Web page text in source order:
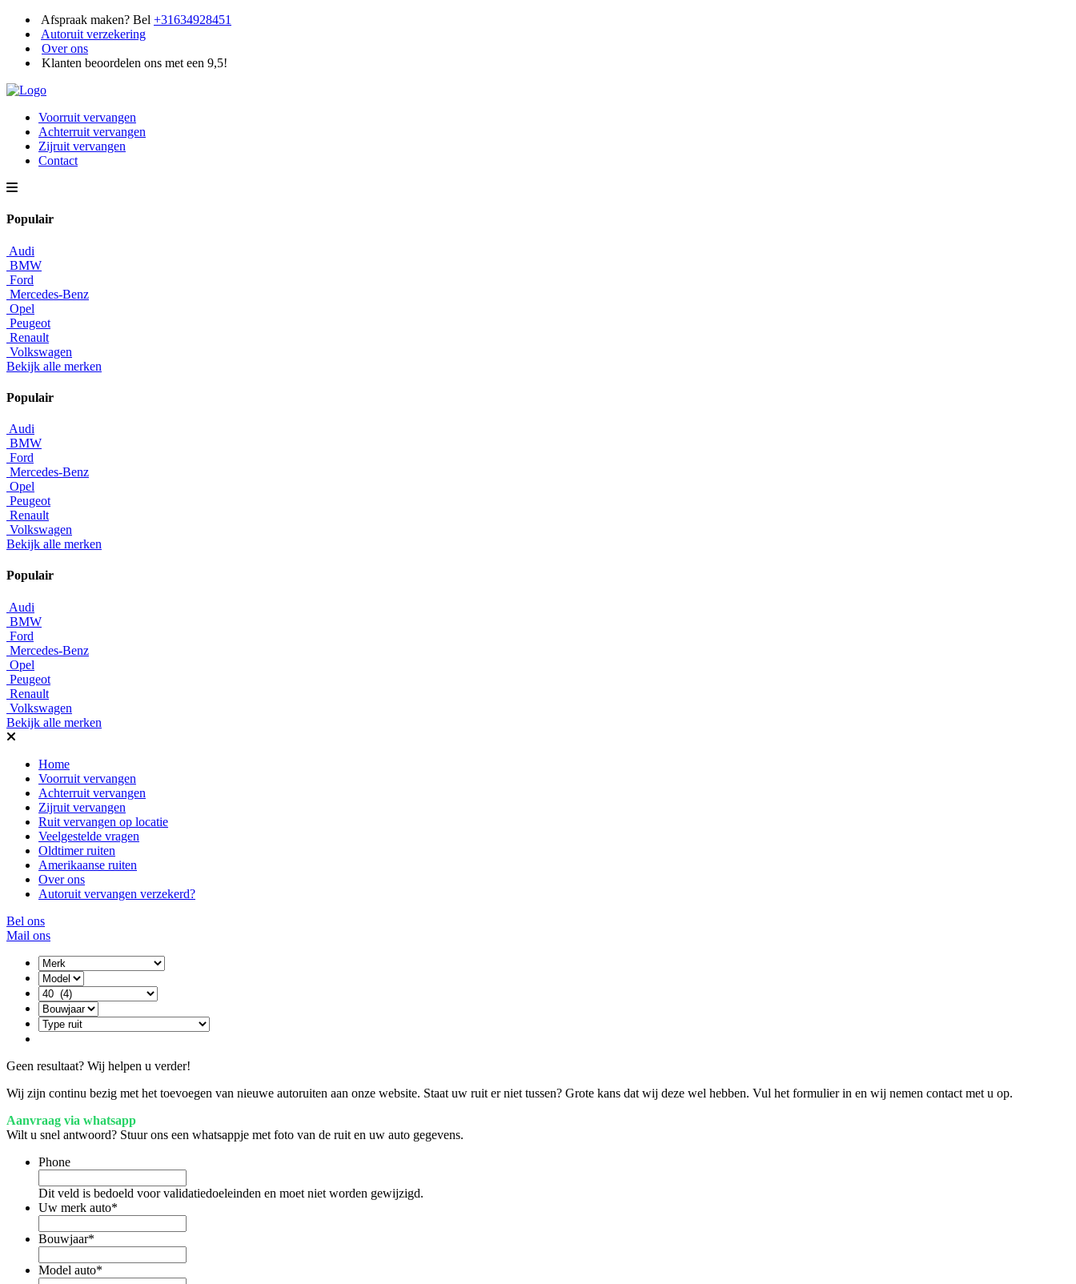
Afspraak maken? Bel +31634928451
Autoruit verzekering
Over ons
Klanten beoordelen ons met een 9,5!
Voorruit vervangen
Achterruit vervangen
Zijruit vervangen
Contact
Populair
Audi
BMW
Ford
Mercedes-Benz
Opel
Peugeot
Renault
Volkswagen
Bekijk alle merken
Populair
Audi
BMW
Ford
Mercedes-Benz
Opel
Peugeot
Renault
Volkswagen
Bekijk alle merken
Populair
Audi
BMW
Ford
Mercedes-Benz
Opel
Peugeot
Renault
Volkswagen
Bekijk alle merken
Home
Voorruit vervangen
Achterruit vervangen
Zijruit vervangen
Ruit vervangen op locatie
Veelgestelde vragen
Oldtimer ruiten
Amerikaanse ruiten
Over ons
Autoruit vervangen verzekerd?
Bel ons
Mail ons
Geen resultaat? Wij helpen u verder!
Wij zijn continu bezig met het toevoegen van nieuwe autoruiten aan onze website. Staat uw ruit er niet tussen? Grote kans dat wij deze wel hebben. Vul het formulier in en wij nemen contact met u op.
Aanvraag via whatsapp
Wilt u snel antwoord? Stuur ons een whatsappje met foto van de ruit en uw auto gegevens.
Phone
Dit veld is bedoeld voor validatiedoeleinden en moet niet worden gewijzigd.
Uw merk auto*
Bouwjaar*
Model auto*